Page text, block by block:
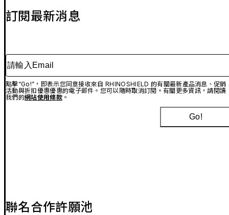
訂閱最新消息
請輸入Email
點擊“Go!”，即表示您同意接收來自 RHINOSHIELD 的有關最新產品消息、促銷
活動與折扣優惠優惠的電子郵件。您可以隨時取消訂閱。有關更多資訊，請閱讀
我們的網站使用條款。
Go!
聯名合作許願池